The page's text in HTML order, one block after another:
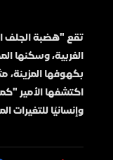
تقع "هضبة الجلف
بكهوفها
وإنسانيًا للتغيرات